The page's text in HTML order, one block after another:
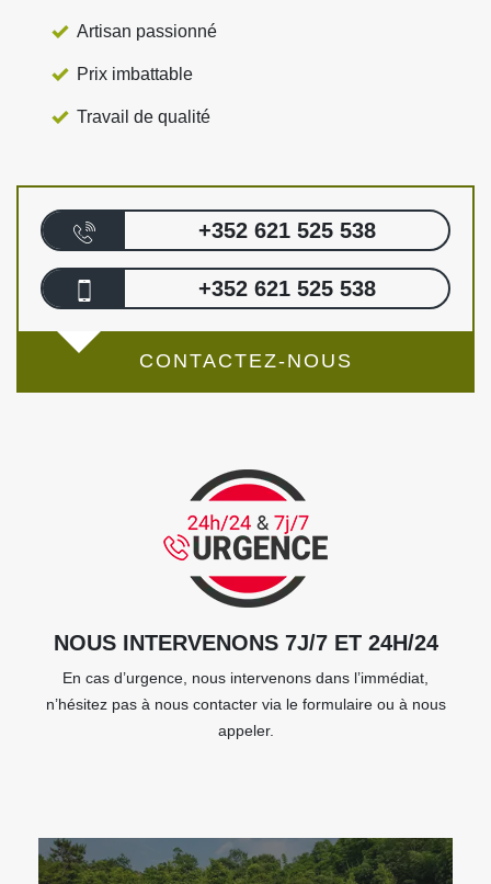
Artisan passionné
Prix imbattable
Travail de qualité
+352 621 525 538
+352 621 525 538
CONTACTEZ-NOUS
NOUS INTERVENONS 7J/7 ET 24H/24
En cas d’urgence, nous intervenons dans l’immédiat,
n’hésitez pas à nous contacter via le formulaire ou à nous
appeler.